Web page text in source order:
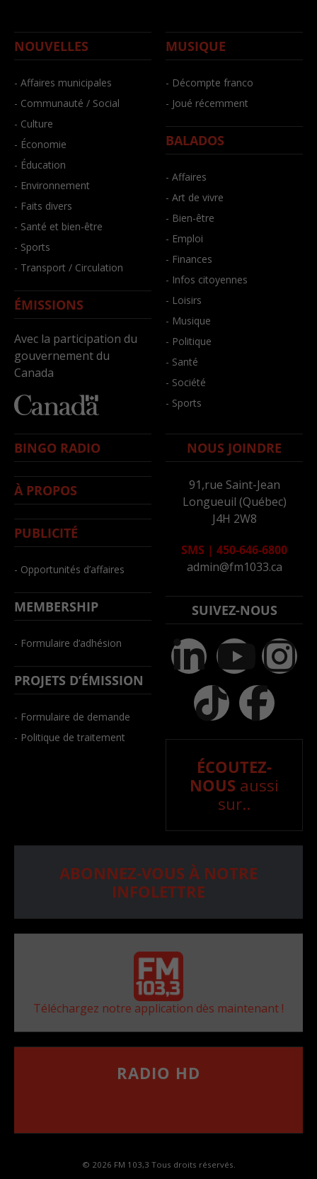
NOUVELLES
- Affaires municipales
- Communauté / Social
- Culture
- Économie
- Éducation
- Environnement
- Faits divers
- Santé et bien-être
- Sports
- Transport / Circulation
ÉMISSIONS
Avec la participation du
gouvernement du
Canada
MUSIQUE
- Décompte franco
- Joué récemment
BALADOS
- Affaires
- Art de vivre
- Bien-être
- Emploi
- Finances
- Infos citoyennes
- Loisirs
- Musique
- Politique
- Santé
- Société
- Sports
BINGO RADIO
À PROPOS
PUBLICITÉ
- Opportunités d’affaires
MEMBERSHIP
- Formulaire d’adhésion
PROJETS D’ÉMISSION
- Formulaire de demande
- Politique de traitement
NOUS JOINDRE
91,rue Saint-Jean
Longueuil (Québec)
J4H 2W8
SMS | 450-646-6800
admin@fm1033.ca
SUIVEZ-NOUS
ÉCOUTEZ-
NOUS aussi
sur..
ABONNEZ-VOUS À NOTRE
INFOLETTRE
Téléchargez notre application dès maintenant !
RADIO HD
© 2026 FM 103,3 Tous droits réservés.